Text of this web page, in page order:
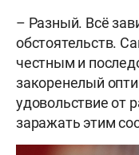
– Разный. Всё
обстоятельств.
честным и
закоренелый
удовольствие от
заражать этим